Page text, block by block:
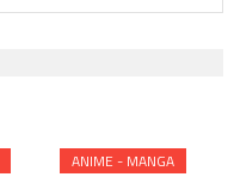
ANIME - MANGA